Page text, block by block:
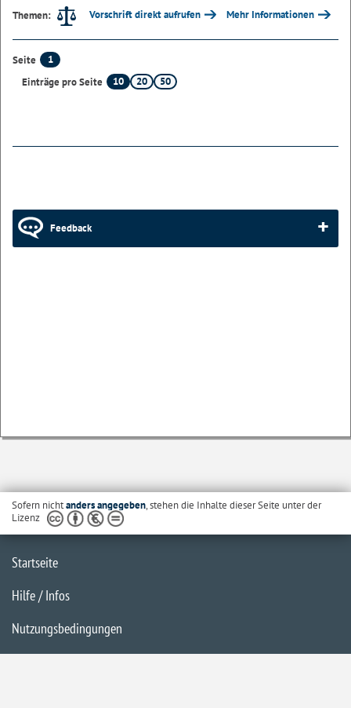
Themen:
Vorschrift direkt aufrufen Mehr Informationen
Seite
1
Einträge pro Seite
10 20 50
Feedback
Sofern nichtanders angegeben, stehen die Inhalte dieser Seite unter der
Lizenz
Startseite
Hilfe / Infos
Nutzungsbedingungen